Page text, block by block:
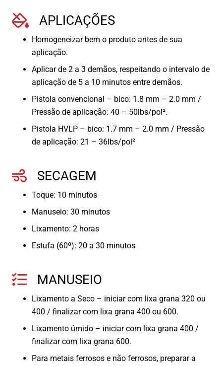
APLICAÇÕES
Homogeneizar bem o produto antes de sua
aplicação.
Aplicar de 2 a 3 demãos, respeitando o intervalo de
aplicação de 5 a 10 minutos entre demãos.
Pistola convencional – bico: 1.8 mm – 2.0 mm /
Pressão de aplicação: 40 – 50lbs/pol².
Pistola HVLP – bico: 1.7 mm – 2.0 mm / Pressão
de aplicação: 21 – 36lbs/pol²
SECAGEM
Toque: 10 minutos
Manuseio: 30 minutos
Lixamento: 2 horas
Estufa (60º): 20 a 30 minutos
MANUSEIO
Lixamento a Seco – iniciar com lixa grana 320 ou
400 / finalizar com lixa grana 400 ou 600.
Lixamento úmido – iniciar com lixa grana 400 /
finalizar com lixa grana 600.
Para metais ferrosos e não ferrosos, preparar a